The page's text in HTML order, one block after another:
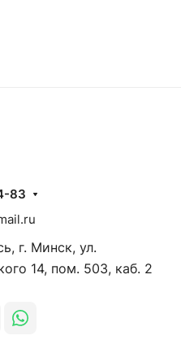
83
г. Минск, ул.
14, пом. 503, каб. 2